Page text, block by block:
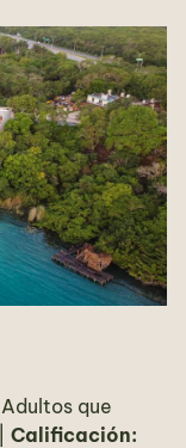
Adultos que
Calificación: